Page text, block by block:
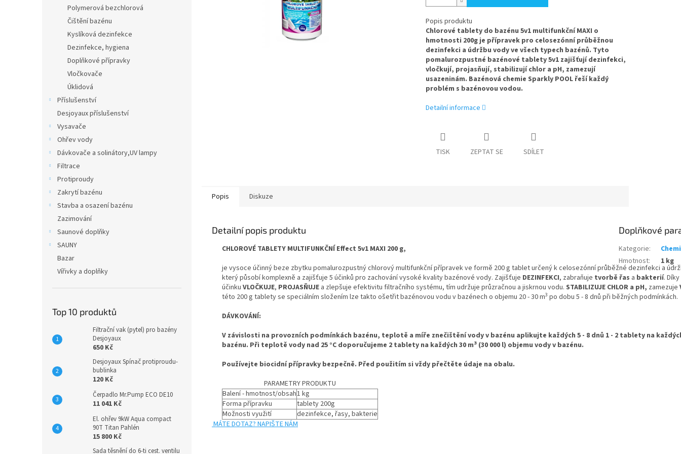
Polymerová bezchlorová
Čištění bazénu
Kyslíková dezinfekce
Dezinfekce, hygiena
Doplňkové přípravky
Vločkovače
Úklidová
Příslušenství
Desjoyaux příslušenství
Vysavače
Ohřev vody
Dávkovače a solinátory,UV lampy
Filtrace
Protiproudy
Zakrytí bazénu
Stavba a osazení bazénu
Zazimování
Saunové doplňky
SAUNY
Bazar
Vířivky a doplňky
Top 10 produktů
Filtrační vak (pytel) pro bazény
Desjoyaux
650 Kč
Desjoyaux Spínač protiproudu-
bublinka
120 Kč
Čerpadlo Mr.Pump ECO DE10
11 041 Kč
El. ohřev 9kW Aqua compact
90T Titan Pahlén
15 800 Kč
Sada těsnění do 6-ti cest. ventilu
Popis produktu
Chlorové tablety do bazénu 5v1 multifunkční MAXI o
hmotnosti 200g je přípravek pro celosezónní průběžnou
dezinfekci a údržbu vody ve všech typech bazénů. Tyto
pomalurozpustné bazénové tablety 5v1 zajišťují dezinfekci,
vločkují, projasňují, stabilizují chlor a pH, zamezují
usazeninám. Bazénová chemie Sparkly POOL řeší každý
problém s bazénovou vodou.
Detailní informace
TISK ZEPTAT SE SDÍLET
Popis Diskuze
Detailní popis produktu
CHLOROVÉ TABLETY MULTIFUNKČNÍ Effect 5v1 MAXI 200 g,
je vysoce účinný beze zbytku pomalurozpustný chlorový multifunkční přípravek ve formě 200 g tablet určený k celosezónní průběžné dezinfekci a
který působí komplexně a zajišťuje 5 účinků pro zachování vysoké kvality bazénové vody. Zajišťuje DEZINFEKCI, zabraňuje tvorbě řas a bakterií.
účinku VLOČKUJE, PROJASŇUJE a zlepšuje efektivitu filtračního systému, tím udržuje průzračnou a jiskrnou vodu. STABILIZUJE CHLOR a pH, zamezuje
této 200 g tablety se speciálním složením lze takto ošetřit bazénovou vodu v bazénech o objemu 20 - 30 m3 po dobu 5 - 8 dnů při běžných podmínkách.
DÁVKOVÁNÍ:
V závislosti na provozních podmínkách bazénu, teplotě a míře znečištění vody v bazénu aplikujte každých 5 - 8 dnů 1 - 2 tablety na
bazénu. Při teplotě vody nad 25 °C doporučujeme 2 tablety na každých 30 m3 (30 000 l) objemu vody v bazénu.
Používejte biocidní přípravky bezpečně. Před použitím si vždy přečtěte údaje na obalu.
PARAMETRY PRODUKTU
Balení - hmotnost/obsah1 kg
Forma přípravku
tablety 200g
Možnosti využití
dezinfekce, řasy, bakterie
MÁTE DOTAZ? NAPIŠTE NÁM
Doplňkové
Kategorie:
Hmotnost: 1 kg